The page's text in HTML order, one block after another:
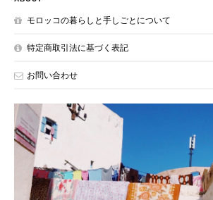
モロッコの暮らしと手しごとについて
特定商取引法に基づく表記
お問い合わせ